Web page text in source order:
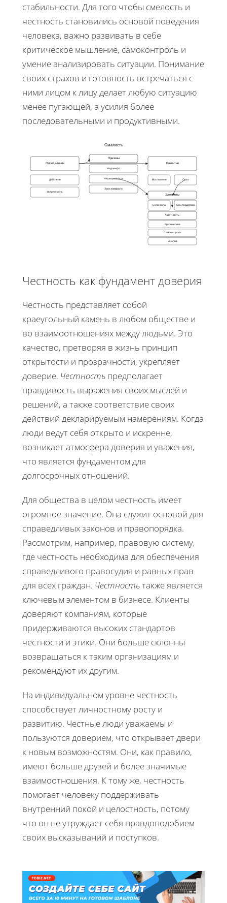
стабильности. Для того чтобы смелость и
честность становились основой поведения
человека, важно развивать в себе
критическое мышление, самоконтроль и
умение анализировать ситуации. Понимание
своих страхов и готовность встречаться с
ними лицом к лицу делает любую ситуацию
менее пугающей, а усилия более
последовательными и продуктивными.
Смелость
Определение
Действие
Уверенность
Причины
Недоинфо
Неуверенность
Зона комфорта
Развитие
Воспитание Опыт
Элементы
Сила воли Соц поддержка
Честность
Критическое
Самоконтроль
Анализ
Честность как фундамент доверия
Честность представляет собой
краеугольный камень в любом обществе и
во взаимоотношениях между людьми. Это
качество, претворяя в жизнь принцип
открытости и прозрачности, укрепляет
доверие. Честность предполагает
правдивость выражения своих мыслей и
решений, а также соответствие своих
действий декларируемым намерениям. Когда
люди ведут себя открыто и искренне,
возникает атмосфера доверия и уважения,
что является фундаментом для
долгосрочных отношений.
Для общества в целом честность имеет
огромное значение. Она служит основой для
справедливых законов и правопорядка.
Рассмотрим, например, правовую систему,
где честность необходима для обеспечения
справедливого правосудия и равных прав
для всех граждан. Честностьтакже является
ключевым элементом в бизнесе. Клиенты
доверяют компаниям, которые
придерживаются высоких стандартов
честности и этики. Они больше склонны
возвращаться к таким организациям и
рекомендуют их другим.
На индивидуальном уровне честность
способствует личностному росту и
развитию. Честные люди уважаемы и
пользуются доверием, что открывает двери
к новым возможностям. Они, как правило,
имеют больше друзей и более значимые
взаимоотношения. К тому же, честность
помогает человеку поддерживать
внутренний покой и целостность, потому
что он не утруждает себя правдоподобием
своих высказываний и поступков.